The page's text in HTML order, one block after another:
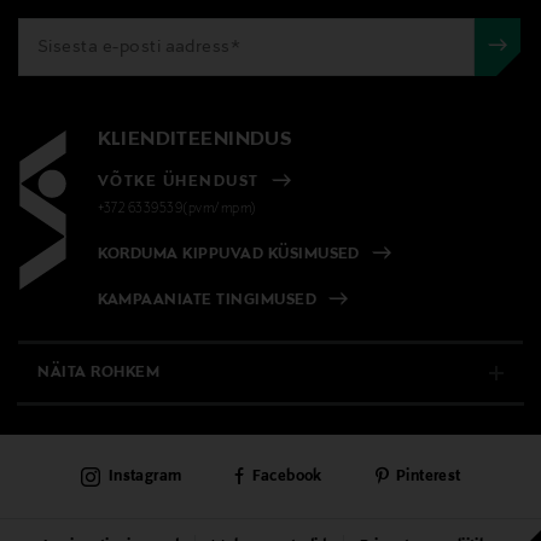
KLIENDITEENINDUS
VÕTKE ÜHENDUST
+372 6339539(pvm/mpm)
KORDUMA KIPPUVAD KÜSIMUSED
KAMPAANIATE TINGIMUSED
NÄITA ROHKEM
PÜSIKLIENDITEENINDUS
Instagram Facebook Pinterest